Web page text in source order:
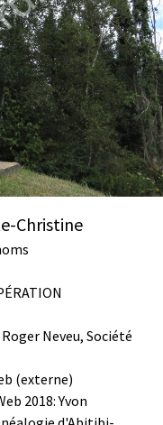
Christine
Neveu, Société
(externe)
2018: Yvon